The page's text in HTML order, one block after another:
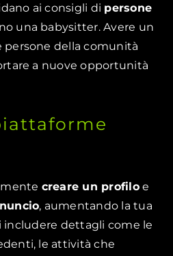
ai consigli di persone
una babysitter. Avere un
persone della comunità
a nuove opportunità
creare un profiloe
, aumentando la tua
includere dettagli come le
le attività che